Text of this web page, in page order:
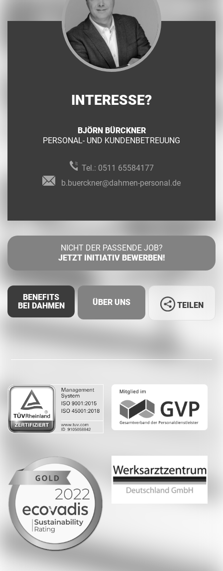
INTERESSE?
BJÖRN BÜRCKNER
PERSONAL- UND KUNDENBETREUUNG
Tel.: 0511 65584177
b.buerckner@dahmen-personal.de
NICHT DER PASSENDE JOB?
JETZT INITIATIV BEWERBEN!
BENEFITS
BEI DAHMEN
ÜBER UNS TEILEN